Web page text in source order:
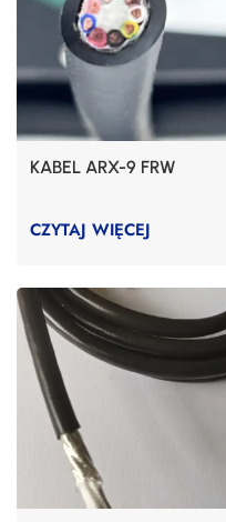
KABEL ARX-9 FRW
CZYTAJ WIĘCEJ